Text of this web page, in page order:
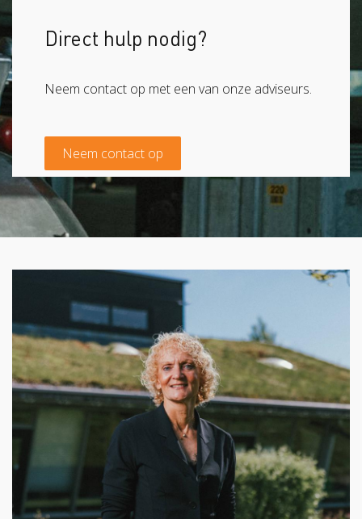
Direct hulp nodig?
Neem contact op met een van onze adviseurs.
Neem contact op